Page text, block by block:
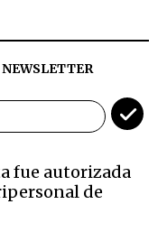
fue autorizada
de